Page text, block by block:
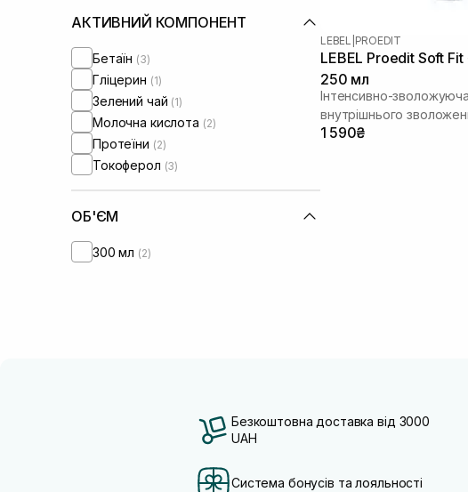
АКТИВНИЙ КОМПОНЕНТ
Бетаїн (3)
Гліцерин (1)
Зелений чай (1)
Молочна кислота (2)
Протеїни (2)
Токоферол (3)
ОБ'ЄМ
300 мл (2)
LEBEL PROEDIT
LEBEL Proedit Soft
250 мл
Інтенсивно-
внутрішнього
1 590₴
Безкоштовна доставка від 3000
UAH
Система бонусів та лояльності